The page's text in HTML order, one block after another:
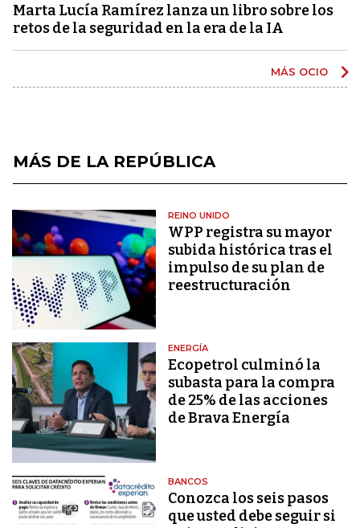
Marta Lucía Ramírez lanza un libro sobre los
retos de la seguridad en la era de la IA
MÁS OCIO
MÁS DE LA REPÚBLICA
REINO UNIDO
WPP registra su mayor
subida histórica tras el
impulso de su plan de
reestructuración
ENERGÍA
Ecopetrol culminó la
subasta para la compra
de 25% de las acciones
de Brava Energía
BANCOS
Conozca los seis pasos
que usted debe seguir si